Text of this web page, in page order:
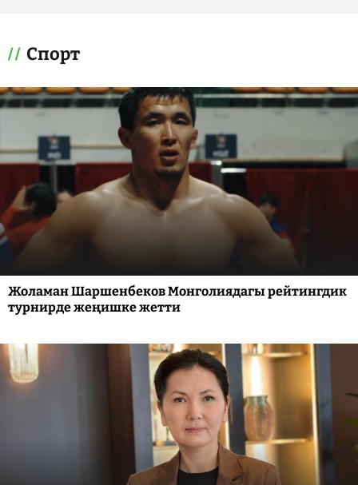
Спорт
Жоламан Шаршенбеков Монголиядагы рейтингдик
турнирде жеңишке жетти